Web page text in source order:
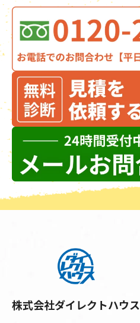
株式会社ダイレクトハウス